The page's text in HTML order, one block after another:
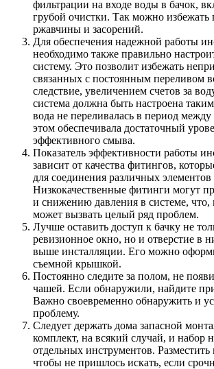
фильтрации на входе воды в бачок,
грубой очистки. Так можно избежать
ржавчины и засорений.
Для обеспечения надежной работы
необходимо также правильно
систему. Это позволит избежать
связанных с постоянным переливом
следствие, увеличением счетов за
система должна быть настроена
вода не переливалась в период
этом обеспечивала достаточный
эффективного смыва.
Показатель эффективности работы
зависит от качества фитингов,
для соединения различных
Низкокачественные фитинги могут
и снижению давления в системе, что,
может вызвать целый ряд проблем.
Лучше оставить доступ к бачку не
ревизионное окно, но и отверстие в
выше инсталляции. Его можно
съемной крышкой.
Постоянно следите за полом, не
чашей. Если обнаружили, найдите
Важно своевременно обнаружить и
проблему.
Следует держать дома запасной
комплект, на всякий случай, и набор
отдельных инструментов.
чтобы не пришлось искать, если